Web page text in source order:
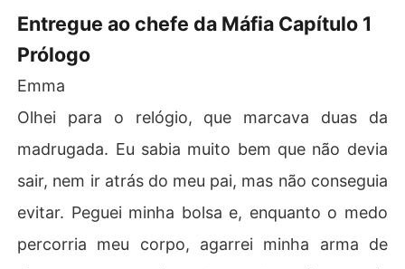
Entregue ao chefe da Máfia Capítulo 1
Prólogo
Emma
Olhei para o relógio, que marcava duas da
madrugada. Eu sabia muito bem que não devia
sair, nem ir atrás do meu pai, mas não conseguia
evitar. Peguei minha bolsa e, enquanto o medo
percorria meu corpo, agarrei minha arma de